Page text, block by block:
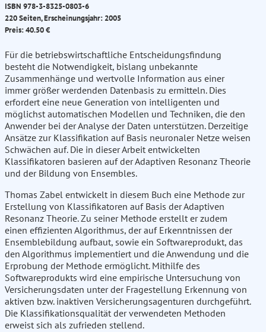
ISBN 978-3-8325-0803-6
220 Seiten, Erscheinungsjahr: 2005
Preis: 40.50 €
Für die betriebswirtschaftliche Entscheidungsfindung
besteht die Notwendigkeit, bislang unbekannte
Zusammenhänge und wertvolle Information aus einer
immer größer werdenden Datenbasis zu ermitteln. Dies
erfordert eine neue Generation von intelligenten und
möglichst automatischen Modellen und Techniken, die den
Anwender bei der Analyse der Daten unterstützen. Derzeitige
Ansätze zur Klassifikation auf Basis neuronaler Netze weisen
Schwächen auf. Die in dieser Arbeit entwickelten
Klassifikatoren basieren auf der Adaptiven Resonanz Theorie
und der Bildung von Ensembles.
Thomas Zabel entwickelt in diesem Buch eine Methode zur
Erstellung von Klassifikatoren auf Basis der Adaptiven
Resonanz Theorie. Zu seiner Methode erstellt er zudem
einen effizienten Algorithmus, der auf Erkenntnissen der
Ensemblebildung aufbaut, sowie ein Softwareprodukt, das
den Algorithmus implementiert und die Anwendung und die
Erprobung der Methode ermöglicht. Mithilfe des
Softwareprodukts wird eine empirische Untersuchung von
Versicherungsdaten unter der Fragestellung Erkennung von
aktiven bzw. inaktiven Versicherungsagenturen durchgeführt.
Die Klassifikationsqualität der verwendeten Methoden
erweist sich als zufrieden stellend.